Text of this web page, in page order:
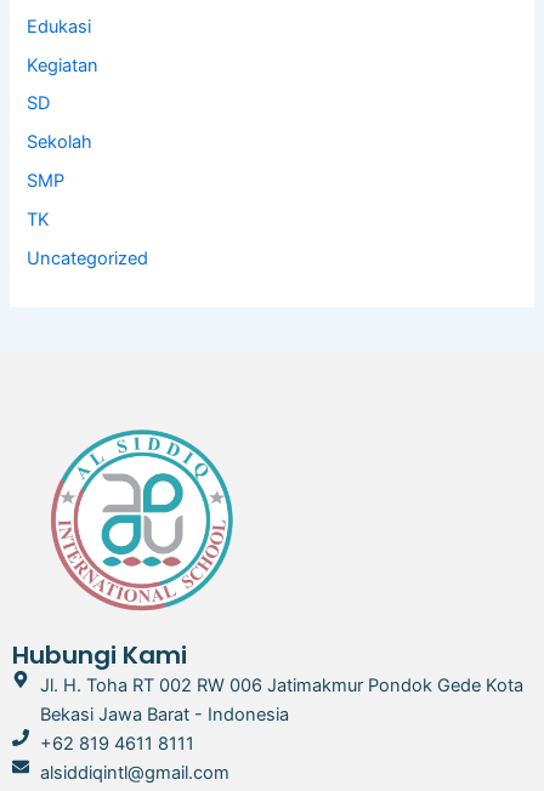
Edukasi
Kegiatan
SD
Sekolah
SMP
TK
Uncategorized
Hubungi Kami
Jl. H. Toha RT 002 RW 006 Jatimakmur Pondok Gede Kota
Bekasi Jawa Barat - Indonesia
+62 819 4611 8111
alsiddiqintl@gmail.com